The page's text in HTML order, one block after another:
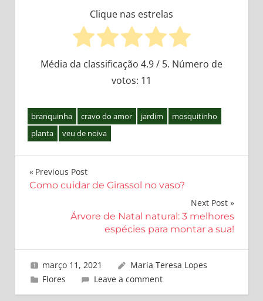
Clique nas estrelas
Média da classificação 4.9/ 5. Número de
votos: 11
branquinha cravo do amor jardim
mosquitinho
planta
veu de noiva
Navegação
Previous Post
Como cuidar de Girassol no vaso?
Next Post
Árvore de Natal natural: 3 melhores
espécies para montar a sua!
março 11, 2021
Maria Teresa Lopes
Flores
Leave a comment